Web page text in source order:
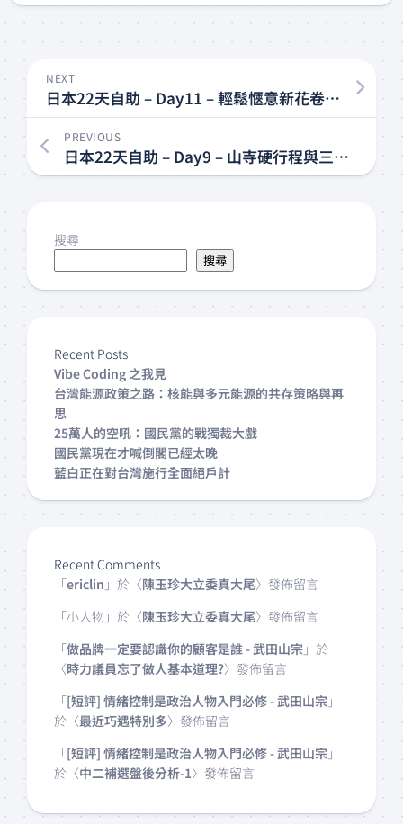
NEXT
日本22天自助 – Day11 – 輕鬆愜意新花卷溫泉之旅
PREVIOUS
日本22天自助 – Day9 – 山寺硬行程與三井Outlet初訪
搜尋
搜尋
Recent Posts
Vibe Coding 之我見
台灣能源政策之路：核能與多元能源的共存策略與再
思
25萬人的空吼：國民黨的戰獨裁大戲
國民黨現在才喊倒閣已經太晚
藍白正在對台灣施行全面絕戶計
Recent Comments
「ericlin 」於〈陳玉珍大立委真大尾〉發佈留言
「小人物 」於〈陳玉珍大立委真大尾〉發佈留言
「做品牌一定要認識你的顧客是誰 - 武田山宗 」於
〈時力議員忘了做人基本道理?〉發佈留言
「[短評] 情緒控制是政治人物入門必修 - 武田山宗 」
於〈最近巧遇特別多〉發佈留言
「[短評] 情緒控制是政治人物入門必修 - 武田山宗 」
於〈中二補選盤後分析-1〉發佈留言